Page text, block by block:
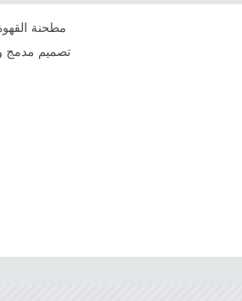
مطحنة
تصميم مدمج